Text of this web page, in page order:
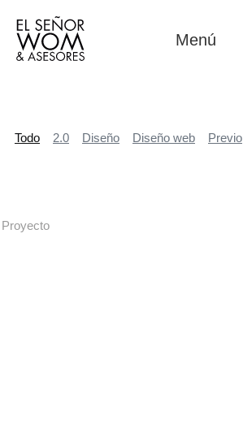
Menú
2.0 Diseño Diseño web Previo
Todo
Proyecto